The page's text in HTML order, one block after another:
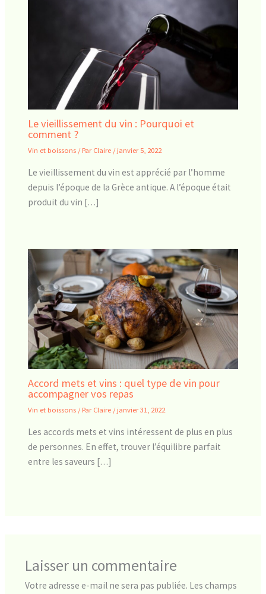
Le vieillissement du vin : Pourquoi et
comment ?
Vin et boissons / Par Claire / janvier 5, 2022
Le vieillissement du vin est apprécié par l’homme
depuis l’époque de la Grèce antique. A l’époque était
produit du vin […]
Accord mets et vins : quel type de vin pour
accompagner vos repas
Vin et boissons / Par Claire / janvier 31, 2022
Les accords mets et vins intéressent de plus en plus
de personnes. En effet, trouver l’équilibre parfait
entre les saveurs […]
Laisser un commentaire
Votre adresse e-mail ne sera pas publiée. Les champs